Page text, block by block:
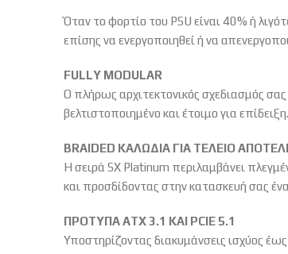
Όταν το φορτίο του PSU είναι 40% ή
επίσης να ενεργοποιηθεί ή να
FULLY MODULAR
Ο πλήρως αρχιτεκτονικός σχεδιασμός
βελτιστοποιημένο και έτοιμο για επίδειξη.
BRAIDED ΚΑΛΩΔΙΑ ΓΙΑ ΤΕΛΕΙΟ
Η σειρά SX Platinum περιλαμβάνει
και προσδίδοντας στην κατασκευή σας
ΠΡΟΤΥΠΑ ATX 3.1 ΚΑΙ PCIE 5.1
Υποστηρίζοντας διακυμάνσεις ισχύος